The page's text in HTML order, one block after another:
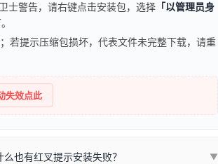
士警告，请右键点击安装包，选择 「以管理员身
若提示压缩包损坏，代表文件未完整下载，请重
失效点此
也有红叉提示安装失败？ ▼